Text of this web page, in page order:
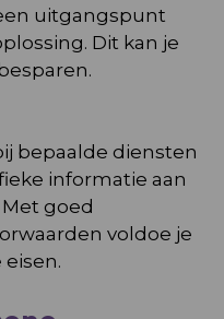
uitgangspunt
Dit kan je
bepaalde diensten
informatie aan
goed
voldoe je